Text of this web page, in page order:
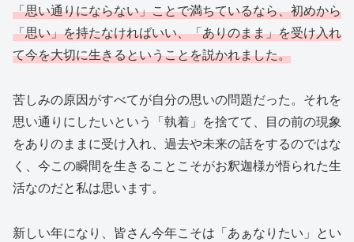
「思い通りにならない」ことで満ちているなら、初めから
「思い」を持たなければいい、「ありのまま」を受け入れ
て今を大切に生きるということを説かれました。
苦しみの原因がすべてが自分の思いの問題だった。それを
思い通りにしたいという「執着」を捨てて、目の前の現象
をありのままに受け入れ、過去や未来の話をするのではな
く、今この瞬間を生きることこそがお釈迦様が悟られた生
活なのだと私は思います。
新しい年になり、皆さん今年こそは「あぁなりたい」とい